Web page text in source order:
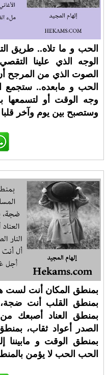
الحب و ما تلاه.. طريق
الوجه الذي علينا
الصوت الذي من المرجح
الحب و مابعده.. ستجمع
وجه الوقت أو لتسمعها
وستصبح بين يوم وآخر
بمنطق المكان أنت لست
بمنطق القلب أنت
بمنطق العناد أصبعك
الصدر أعواد ثقاب،
بمنطق الوقت و
الحب الحب لا يؤمن